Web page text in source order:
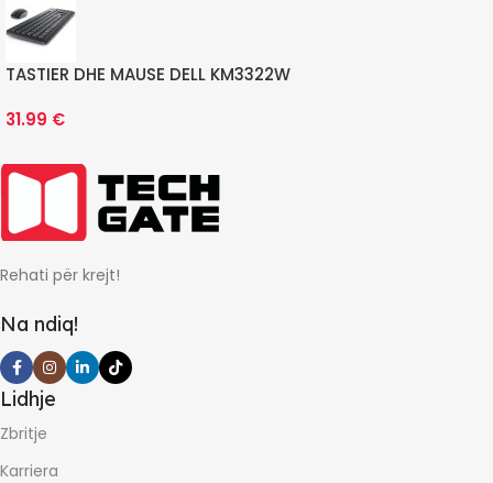
TASTIER DHE MAUSE DELL KM3322W
31.99 €
Rehati për krejt!
Na ndiq!
Lidhje
Zbritje
Karriera